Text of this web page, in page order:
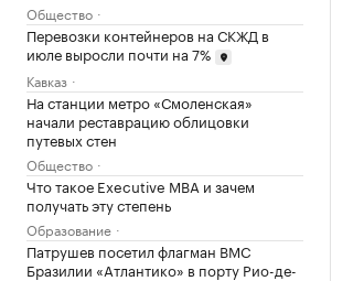
Общество
Перевозки контейнеров на СКЖД в
июле выросли почти на 7%
Кавказ
На станции метро «Смоленская»
начали реставрацию облицовки
путевых стен
Общество
Что такое Executive MBA и зачем
получать эту степень
Образование
Патрушев посетил флагман ВМС
Бразилии «Атлантико» в порту Рио-де-